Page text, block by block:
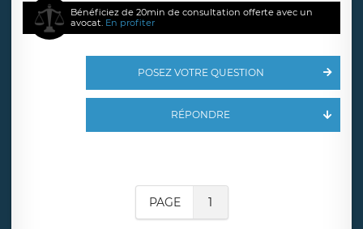
Bénéficiez de 20min de consultation offerte avec un
avocat. En profiter
POSEZ VOTRE QUESTION
RÉPONDRE
PAGE 1